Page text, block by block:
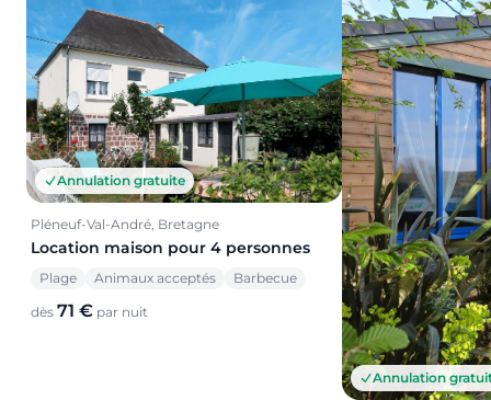
Annulation gratuite
Pléneuf-Val-André, Bretagne
Location maison pour 4 personnes
Plage Animaux acceptés Barbecue
dès 71 € par nuit
Annulation